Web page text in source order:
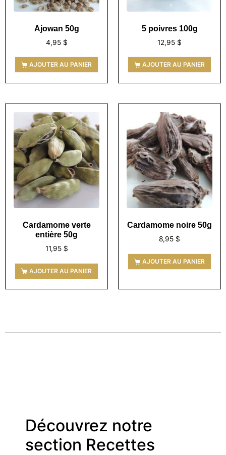
Ajowan 50g
4,95 $
AJOUTER AU PANIER
5 poivres 100g
12,95 $
AJOUTER AU PANIER
Cardamome verte
entière 50g
11,95 $
AJOUTER AU PANIER
Cardamome noire 50g
8,95 $
AJOUTER AU PANIER
Découvrez notre
section Recettes